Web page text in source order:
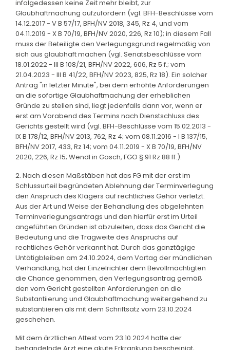
infolgedessen keine Zeit mehr bleibt, zur
Glaubhaftmachung aufzufordern (vgl. BFH-Beschlüsse vom
14.12.2017 - V B 57/17, BFH/NV 2018, 345, Rz 4, und vom
04.11.2019 - X B 70/19, BFH/NV 2020, 226, Rz 10); in diesem Fall
muss der Beteiligte den Verlegungsgrund regelmäßig von
sich aus glaubhaft machen (vgl. Senatsbeschlüsse vom
18.01.2022 - III B 108/21, BFH/NV 2022, 606, Rz 5 f.; vom
21.04.2023 - III B 41/22, BFH/NV 2023, 825, Rz 18). Ein solcher
Antrag "in letzter Minute", bei dem erhöhte Anforderungen
an die sofortige Glaubhaftmachung der erheblichen
Gründe zu stellen sind, liegt jedenfalls dann vor, wenn er
erst am Vorabend des Termins nach Dienstschluss des
Gerichts gestellt wird (vgl. BFH-Beschlüsse vom 15.02.2013 -
IX B 178/12, BFH/NV 2013, 762, Rz 4; vom 08.11.2016 - I B 137/15,
BFH/NV 2017, 433, Rz 14; vom 04.11.2019 - X B 70/19, BFH/NV
2020, 226, Rz 15; Wendl in Gosch, FGO § 91 Rz 88 ff.).
2. Nach diesen Maßstäben hat das FG mit der erst im
Schlussurteil begründeten Ablehnung der Terminverlegung
den Anspruch des Klägers auf rechtliches Gehör verletzt.
Aus der Art und Weise der Behandlung des abgelehnten
Terminverlegungsantrags und den hierfür erst im Urteil
angeführten Gründen ist abzuleiten, dass das Gericht die
Bedeutung und die Tragweite des Anspruchs auf
rechtliches Gehör verkannt hat. Durch das ganztägige
Untätigbleiben am 24.10.2024, dem Vortag der mündlichen
Verhandlung, hat der Einzelrichter dem Bevollmächtigten
die Chance genommen, den Verlegungsantrag gemäß
den vom Gericht gestellten Anforderungen an die
Substantiierung und Glaubhaftmachung weitergehend zu
substantiieren als mit dem Schriftsatz vom 23.10.2024
geschehen.
Mit dem ärztlichen Attest vom 23.10.2024 hatte der